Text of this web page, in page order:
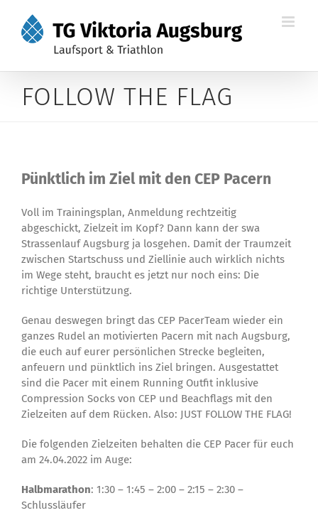
Inhalt
springen
FOLLOW THE FLAG
Pünktlich im Ziel mit den CEP Pacern
Voll im Trainingsplan, Anmeldung rechtzeitig
abgeschickt, Zielzeit im Kopf? Dann kann der swa
Strassenlauf Augsburg ja losgehen. Damit der Traumzeit
zwischen Startschuss und Ziellinie auch wirklich nichts
im Wege steht, braucht es jetzt nur noch eins: Die
richtige Unterstützung.
Genau deswegen bringt das CEP PacerTeam wieder ein
ganzes Rudel an motivierten Pacern mit nach Augsburg,
die euch auf eurer persönlichen Strecke begleiten,
anfeuern und pünktlich ins Ziel bringen. Ausgestattet
sind die Pacer mit einem Running Outfit inklusive
Compression Socks von CEP und Beachflags mit den
Zielzeiten auf dem Rücken. Also: JUST FOLLOW THE FLAG!
Die folgenden Zielzeiten behalten die CEP Pacer für euch
am 24.04.2022 im Auge:
Halbmarathon: 1:30 – 1:45 – 2:00 – 2:15 – 2:30 –
Schlussläufer